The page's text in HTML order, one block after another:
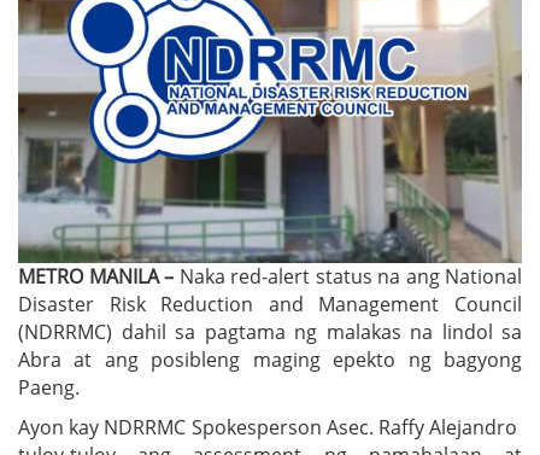
METRO MANILA – Naka red-alert status na ang National
Disaster Risk Reduction and Management Council
(NDRRMC) dahil sa pagtama ng malakas na lindol sa
Abra at ang posibleng maging epekto ng bagyong
Paeng.
Ayon kay NDRRMC Spokesperson Asec. Raffy Alejandro